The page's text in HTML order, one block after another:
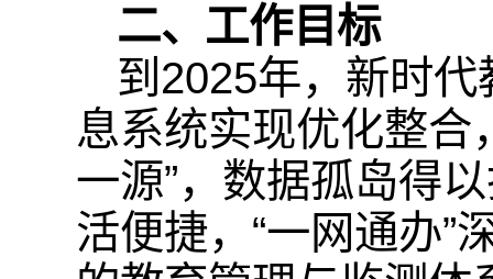
二、工作目标
到2025年，新时
息系统实现优化整合
一源”，数据孤岛得
活便捷，“一网通办”